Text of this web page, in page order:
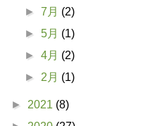
►7月 (2)
►5月 (1)
►4月 (2)
► 2月 (1)
► 2021 (8)